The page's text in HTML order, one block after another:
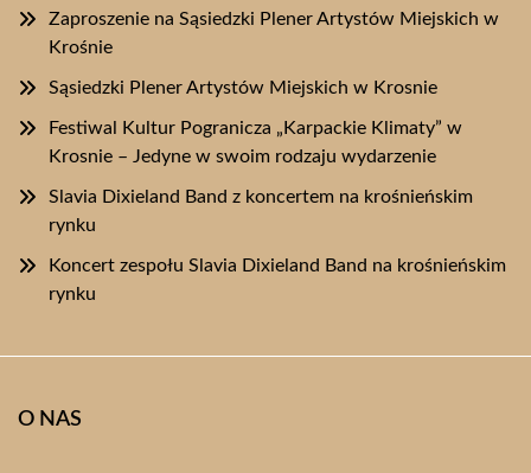
Zaproszenie na Sąsiedzki Plener Artystów Miejskich w
Krośnie
Sąsiedzki Plener Artystów Miejskich w Krosnie
Festiwal Kultur Pogranicza „Karpackie Klimaty” w
Krosnie – Jedyne w swoim rodzaju wydarzenie
Slavia Dixieland Band z koncertem na krośnieńskim
rynku
Koncert zespołu Slavia Dixieland Band na krośnieńskim
rynku
O NAS